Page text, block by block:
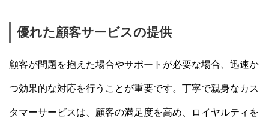
優れた顧客サービスの提供
顧客が問題を抱えた場合やサポートが必要な場合、迅速か
つ効果的な対応を行うことが重要です。丁寧で親身なカス
タマーサービスは、顧客の満足度を高め、ロイヤルティを